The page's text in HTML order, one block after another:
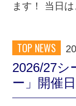
ます！ 当日
TOP NEWS
2026/27シ
ー」開催